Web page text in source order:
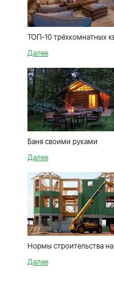
ТОП-10 трёхкомнатных
Далее
Баня своими руками
Далее
Нормы строительства
Далее